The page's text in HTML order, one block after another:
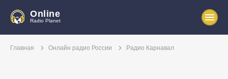
Online
Radio Planet
Главная Онлайн радио России Радио Карнавал